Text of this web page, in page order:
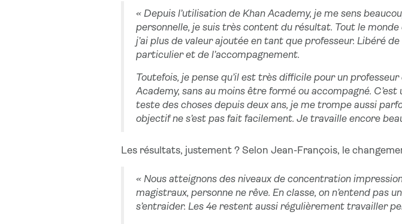
« Depuis l’utilisation de Khan Academy, je me sens
personnelle, je suis très content du résultat. Tout le
j’ai plus de valeur ajoutée en tant que professeur. Libéré
particulier et de l’accompagnement.
Toutefois, je pense qu’il est très difficile pour un
Academy, sans au moins être formé ou accompagné.
teste des choses depuis deux ans, je me trompe aussi
objectif ne s’est pas fait facilement. Je travaille encore
Les résultats, justement ? Selon Jean-François, le
« Nous atteignons des niveaux de concentration
magistraux, personne ne rêve. En classe, on n’entend
s’entraider. Les 4e restent aussi régulièrement travailler